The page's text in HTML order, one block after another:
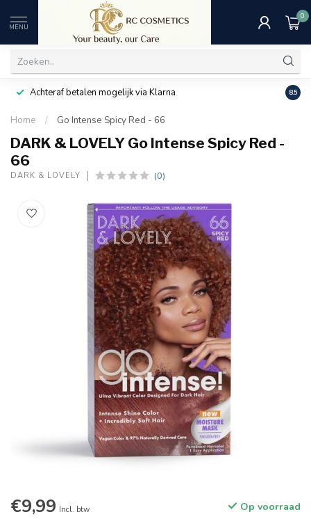
MENU
0
Achteraf betalen mogelijk via Klarna 8.5
Home / Go Intense Spicy Red - 66
DARK & LOVELY Go Intense Spicy Red -
66
DARK & LOVELY (0)
€9,99 Incl. btw Op voorraad